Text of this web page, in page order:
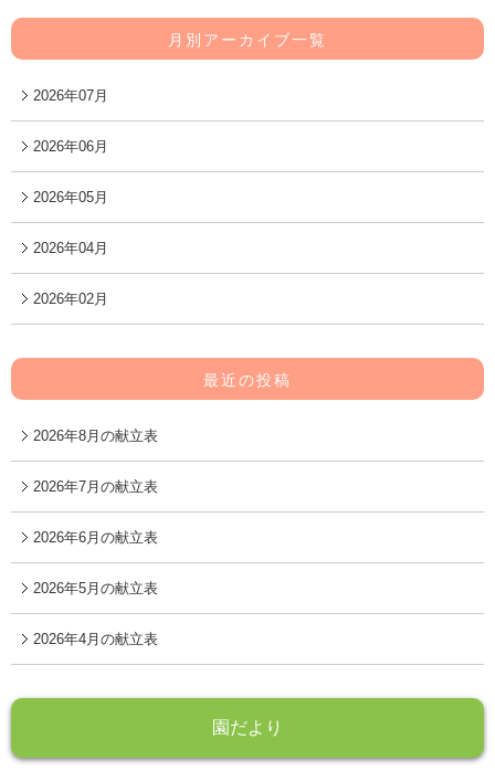
月別アーカイブ一覧
2026年07月
2026年06月
2026年05月
2026年04月
2026年02月
最近の投稿
2026年8月の献立表
2026年7月の献立表
2026年6月の献立表
2026年5月の献立表
2026年4月の献立表
園だより